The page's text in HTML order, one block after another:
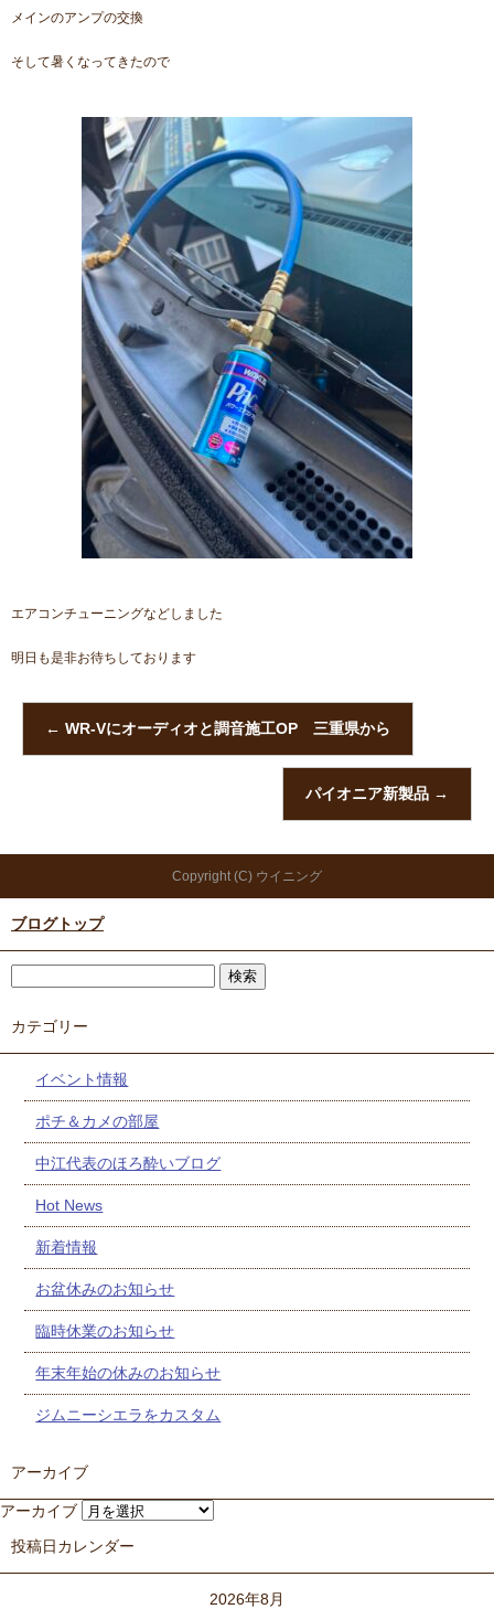
メインのアンプの交換
そして暑くなってきたので
エアコンチューニングなどしました
明日も是非お待ちしております
← WR-Vにオーディオと調音施工OP 三重県から
パイオニア新製品 →
Copyright (C) ウイニング
ブログトップ
カテゴリー
イベント情報
ポチ＆カメの部屋
中江代表のほろ酔いブログ
Hot News
新着情報
お盆休みのお知らせ
臨時休業のお知らせ
年末年始の休みのお知らせ
ジムニーシエラをカスタム
アーカイブ
アーカイブ
投稿日カレンダー
2026年8月